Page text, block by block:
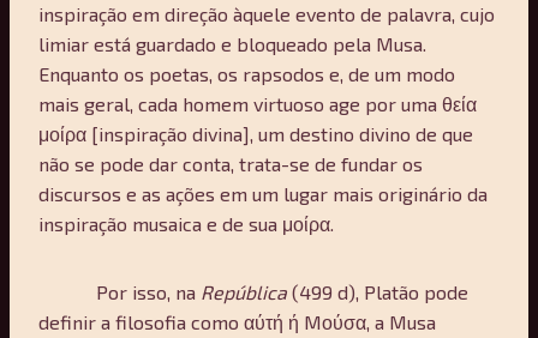
inspiração em direção àquele evento de palavra, cujo
limiar está guardado e bloqueado pela Musa.
Enquanto os poetas, os rapsodos e, de um modo
mais geral, cada homem virtuoso age por uma θεία
μοίρα [inspiração divina], um destino divino de que
não se pode dar conta, trata-se de fundar os
discursos e as ações em um lugar mais originário da
inspiração musaica e de sua μοίρα.
Por isso, na República (499 d), Platão pode
definir a filosofia como αύτή ή Мούσα, a Musa